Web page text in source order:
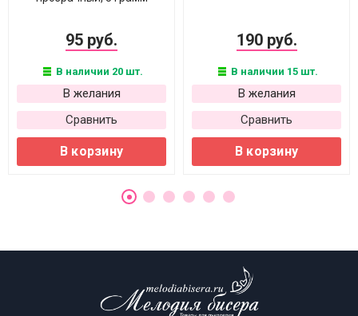
95 руб.
В наличии 20 шт.
В желания
Сравнить
В корзину
190 руб.
В наличии 15 шт.
В желания
Сравнить
В корзину